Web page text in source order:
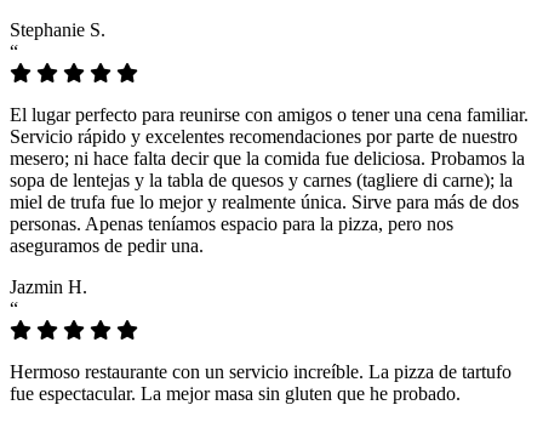
Stephanie S.
“
El lugar perfecto para reunirse con amigos o tener una cena familiar.
Servicio rápido y excelentes recomendaciones por parte de nuestro
mesero; ni hace falta decir que la comida fue deliciosa. Probamos la
sopa de lentejas y la tabla de quesos y carnes (tagliere di carne); la
miel de trufa fue lo mejor y realmente única. Sirve para más de dos
personas. Apenas teníamos espacio para la pizza, pero nos
aseguramos de pedir una.
Jazmin H.
“
Hermoso restaurante con un servicio increíble. La pizza de tartufo
fue espectacular. La mejor masa sin gluten que he probado.